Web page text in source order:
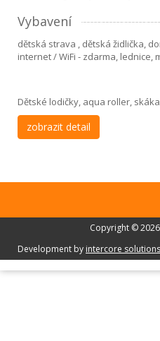
Vybavení
dětská strava , dětská židlička,
internet / WiFi - zdarma, lednice,
Dětské lodičky, aqua roller,
zobrazit detail
Copyright ©
Development by intercore